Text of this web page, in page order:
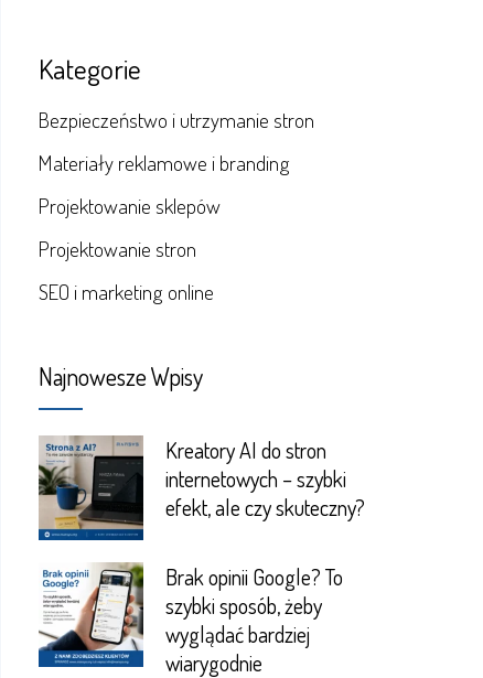
Kategorie
Bezpieczeństwo i utrzymanie stron
Materiały reklamowe i branding
Projektowanie sklepów
Projektowanie stron
SEO i marketing online
Najnowesze Wpisy
Kreatory AI do stron
internetowych – szybki
efekt, ale czy skuteczny?
Brak opinii Google? To
szybki sposób, żeby
wyglądać bardziej
wiarygodnie